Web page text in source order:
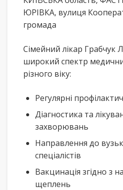
ЮРІВКА, вулиця
громада
Сімейний лікар Грабчук
широкий спектр
різного віку:
Регулярні
Діагностика та
захворювань
Направлення до
спеціалістів
Вакцинація згідно з
щеплень